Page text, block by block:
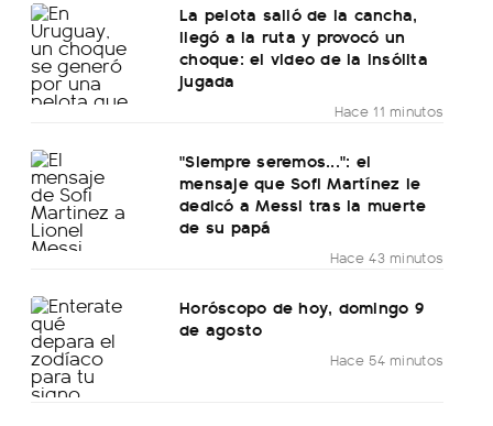
La pelota salió de la cancha,
llegó a la ruta y provocó un
choque: el video de la insólita
jugada
Hace 11 minutos
"Siempre seremos...": el
mensaje que Sofi Martínez le
dedicó a Messi tras la muerte
de su papá
Hace 43 minutos
Horóscopo de hoy, domingo 9
de agosto
Hace 54 minutos